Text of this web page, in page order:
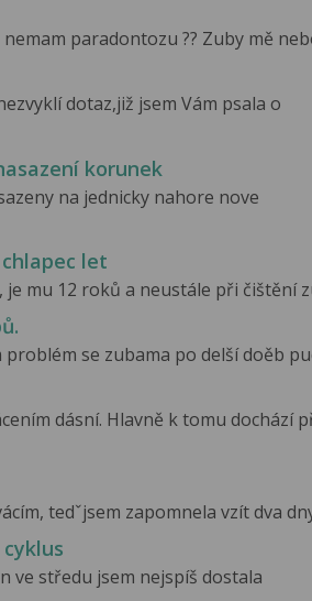
paradontozu ?? Zuby mě
dotaz,již jsem Vám psala o
korunek
na jednicky nahore nove
let
mu 12 roků a neustále při čištění
se zubama po delší doěb
dásní. Hlavně k tomu dochází
tedˇjsem zapomnela vzít dva
ve středu jsem nejspíš dostala